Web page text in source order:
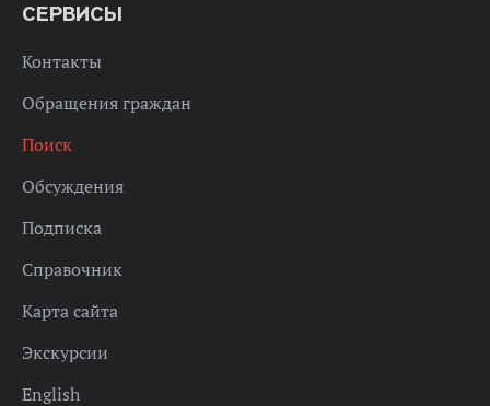
СЕРВИСЫ
Контакты
Обращения граждан
Поиск
Обсуждения
Подписка
Справочник
Карта сайта
Экскурсии
English